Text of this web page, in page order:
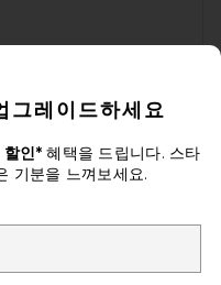
있습니다. 언제든지 수신 거
그레이드하세요
할인*혜택을 드립니다. 스타
기분을 느껴보세요.